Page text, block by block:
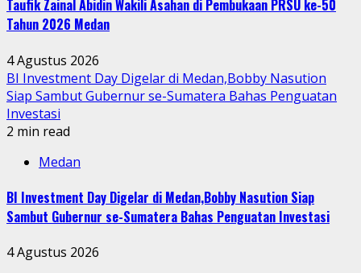
Taufik Zainal Abidin Wakili Asahan di Pembukaan PRSU ke-50
Tahun 2026 Medan
4 Agustus 2026
BI Investment Day Digelar di Medan,Bobby Nasution
Siap Sambut Gubernur se-Sumatera Bahas Penguatan
Investasi
2 min read
Medan
BI Investment Day Digelar di Medan,Bobby Nasution Siap
Sambut Gubernur se-Sumatera Bahas Penguatan Investasi
4 Agustus 2026